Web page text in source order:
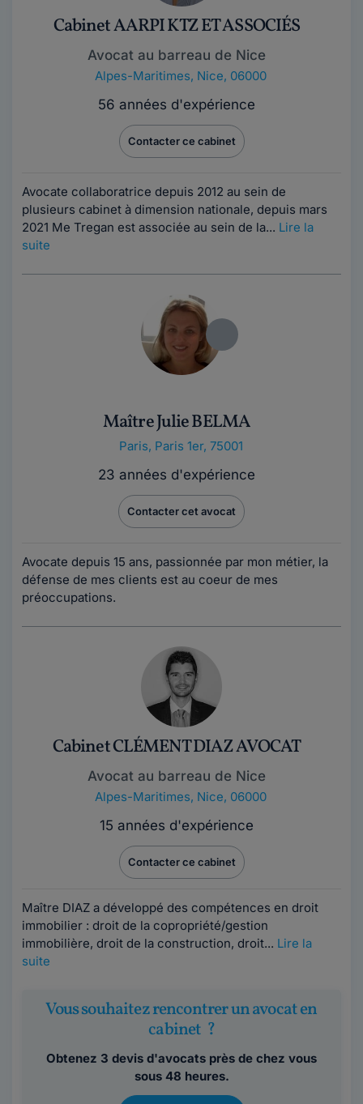
Cabinet AARPI KTZ ET ASSOCIÉS
Avocat au barreau de Nice
Alpes-Maritimes, Nice, 06000
56 années d'expérience
Contacter ce cabinet
Avocate collaboratrice depuis 2012 au sein de
plusieurs cabinet à dimension nationale, depuis mars
2021 Me Tregan est associée au sein de la... Lire la
suite
Maître Julie BELMA
Paris, Paris 1er, 75001
23 années d'expérience
Contacter cet avocat
Avocate depuis 15 ans, passionnée par mon métier, la
défense de mes clients est au coeur de mes
préoccupations.
Cabinet CLÉMENT DIAZ AVOCAT
Avocat au barreau de Nice
Alpes-Maritimes, Nice, 06000
15 années d'expérience
Contacter ce cabinet
Maître DIAZ a développé des compétences en droit
immobilier : droit de la copropriété/gestion
immobilière, droit de la construction, droit... Lire la
suite
Vous souhaitez rencontrer un avocat en
cabinet ?
Obtenez 3 devis d'avocats près de chez vous
sous 48 heures.